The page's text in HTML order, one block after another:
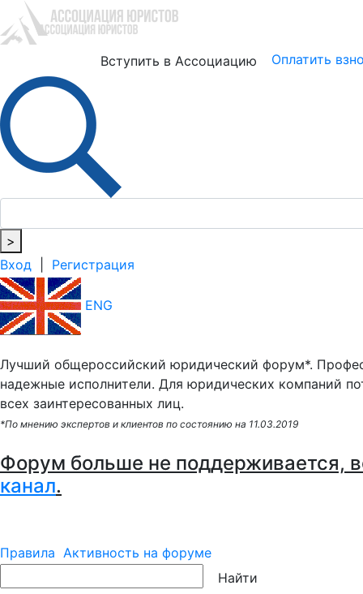
Вступить в Ассоциацию Оплатить
>
Вход
Регистрация
ENG
Лучший общероссийский юридический форум*.
надежные исполнители. Для юридических компаний
всех заинтересованных лиц.
*По мнению экспертов и клиентов по состоянию на 11.03.2019
Форум больше не поддерживается,
канал.
Правила Активность на форуме